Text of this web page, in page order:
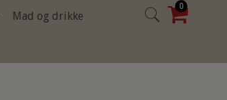
0
Mad og drikke